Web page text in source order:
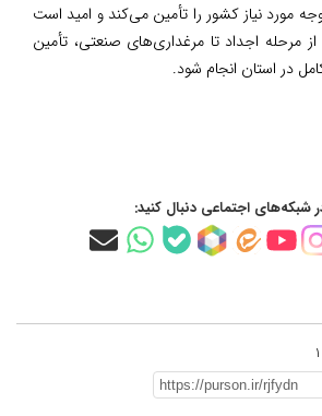
درصد جوجه مورد نیاز کشور را تأمین می‌کند و امید است
از مرحله اجداد تا مرغداری‌های صنعتی، تأمین
در استان انجام شود.
شبکه‌های اجتماعی دنبال کنید: